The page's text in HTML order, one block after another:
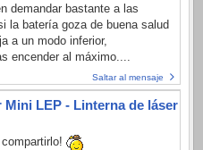
demandar bastante a las
la batería goza de buena salud
a un modo inferior,
encender al máximo....
Saltar al mensaje
LEP - Linterna de láser